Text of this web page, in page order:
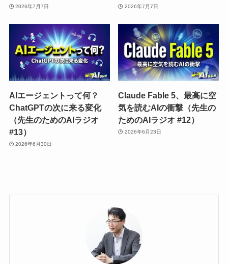
2026年7月7日 2026年7月7日
AIエージェントって何？
ChatGPTの次に来る変化
（先生のためのAIラジオ
#13）
2026年6月30日
Claude Fable 5、最高に空
気を読むAIの衝撃（先生の
ためのAIラジオ #12）
2026年6月23日